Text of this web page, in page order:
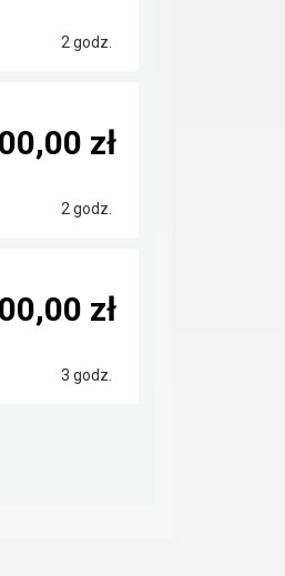
2 godz.
2 godz.
zł
3 godz.
zł